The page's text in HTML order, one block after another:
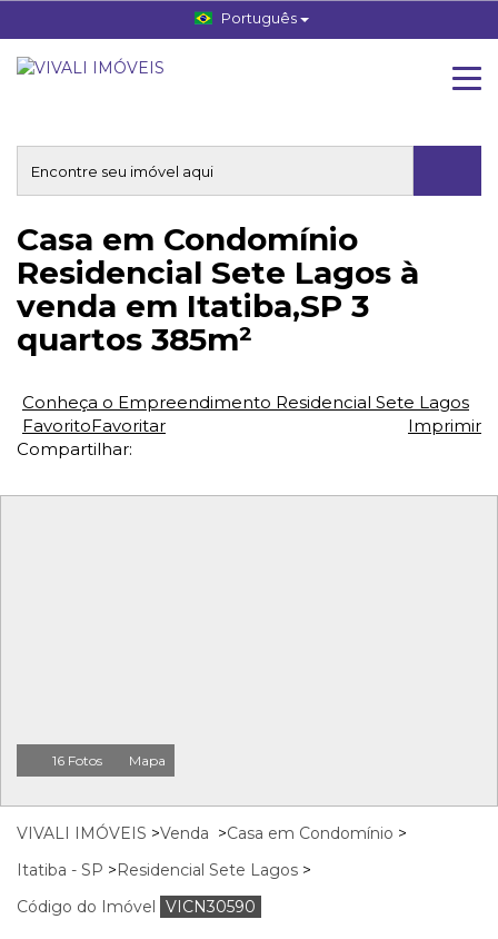
Português
Casa em Condomínio
Residencial Sete Lagos à
venda em Itatiba,SP 3
quartos 385m²
Conheça o Empreendimento Residencial Sete Lagos
FavoritoFavoritar
Imprimir
Compartilhar:
16 Fotos Mapa
VIVALI IMÓVEIS >Venda >Casa em Condomínio >
Itatiba - SP >Residencial Sete Lagos >
Código do Imóvel VICN30590